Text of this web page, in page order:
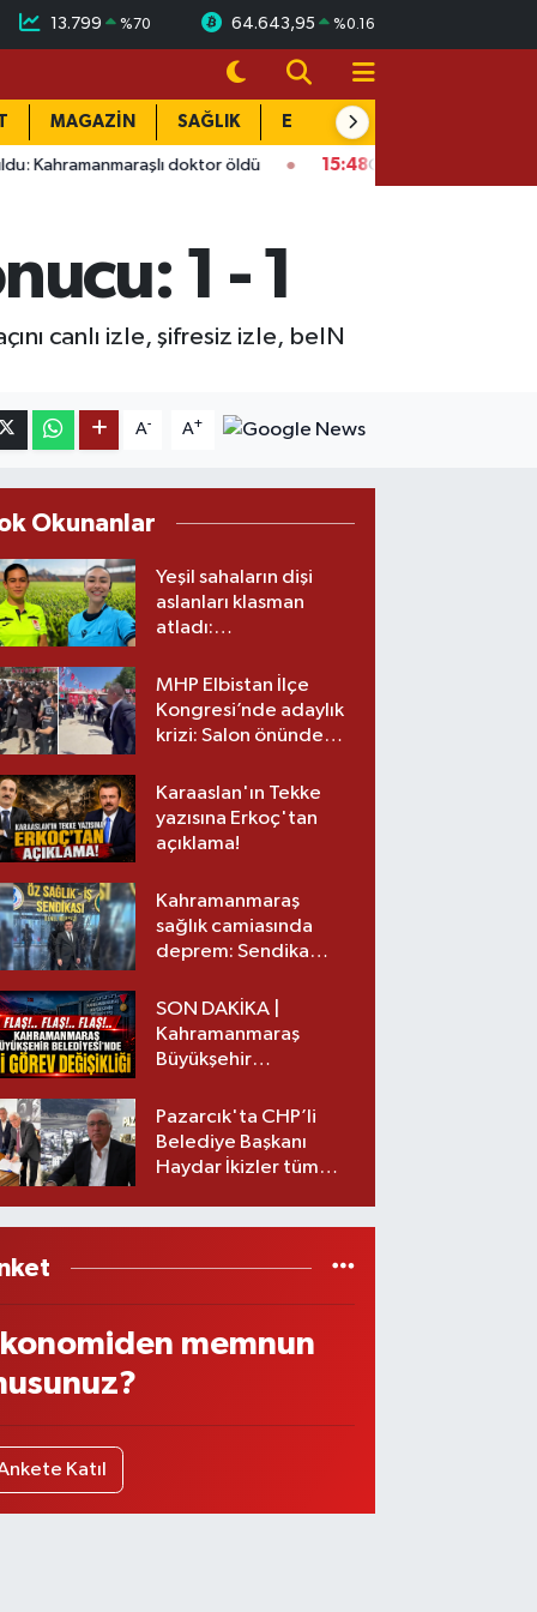
13.799 %70 64.643,95 %0.16
MAGAZİN SAĞLIK EĞİTİM
doktor öldü 15:48 Onikişubat’ta ücretsiz
1 - 1
canlı izle, şifresiz izle, beIN
A- A+
Okunanlar
Yeşil sahaların dişi
aslanları klasman
atladı:
üst lige iki transfer!
MHP Elbistan İlçe
Kongresi’nde adaylık
krizi: Salon önünde
Karaaslan'ın Tekke
yazısına Erkoç'tan
açıklama!
Kahramanmaraş
sağlık camiasında
deprem: Sendika
SON DAKİKA |
Kahramanmaraş
Büyükşehir
görev değişikliği!
Pazarcık'ta CHP’li
Belediye Başkanı
Haydar İkizler tüm
memnun
Katıl